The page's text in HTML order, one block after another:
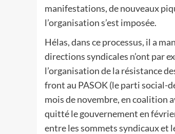
manifestations, de nouveaux
l’organisation s’est imposée.
Hélas, dans ce processus, il a
directions syndicales n’ont par
l’organisation de la résistance
front au PASOK (le parti social-
mois de novembre, en coalition
quitté le gouvernement en
entre les sommets syndicaux et